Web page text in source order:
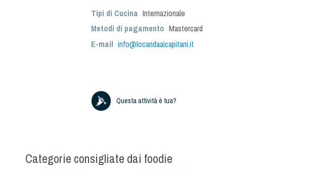
Tipi di Cucina Internazionale
Metodi di pagamento Mastercard
E-mail info@locandaaicapitani.it
Questa attività è tua?
Categorie consigliate dai foodie